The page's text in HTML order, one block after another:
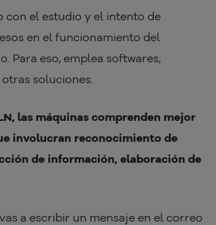
con el estudio y el intento de
en el funcionamiento del
Para eso, emplea softwares,
soluciones.
las máquinas comprenden mejor
involucran reconocimiento de
de información, elaboración de
a escribir un mensaje en el correo